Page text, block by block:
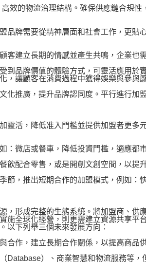
的物流治理結構。確保供應鏈合規性
牌需要從精神層面和社會工作，更貼
建立長期的情感並產生共鳴，企業也
品牌價值的體驗方式，可靈活應用於
，讓顧客在消費過程中獲得娛樂與參與
推廣，提升品牌認同度。平行進行加
活，降低准入門檻並提供加盟者更多
微店或餐車，降低投資門檻，適應都
配合零售，或是開創文創空間，以提
，推出短期合作的加盟模式，例如：
形成完整的生態系統。將加盟商、供
施全球化經營，則更需建立資源共享平
以下列舉三個未來發展方向：
作，建立長期合作關係，以提高商品
）、商業智慧和物流服務等，